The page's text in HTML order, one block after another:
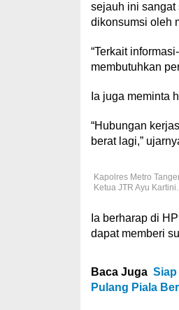
sejauh ini sangat
dikonsumsi oleh
“Terkait
membutuhkan
Ia juga meminta
“Hubungan
berat lagi,”
Kapolres Metro
Ketua JTR Ayu Kartini.
Ia berharap di
dapat memberi
Baca Juga Siap
Pulang Piala